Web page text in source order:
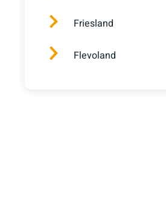
Friesland
Flevoland